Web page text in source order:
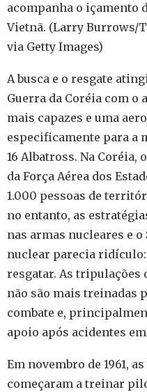
acompanha o içamento
Vietnã. (Larry Burrows/
via Getty Images)
A busca e o resgate
Guerra da Coréia com o
mais capazes e uma
especificamente para a
16 Albatross. Na Coréia,
da Força Aérea dos
1.000 pessoas de
no entanto, as
nas armas nucleares e
nuclear parecia
resgatar. As tripulações
não são mais treinadas
combate e,
apoio após acidentes
Em novembro de 1961,
começaram a treinar